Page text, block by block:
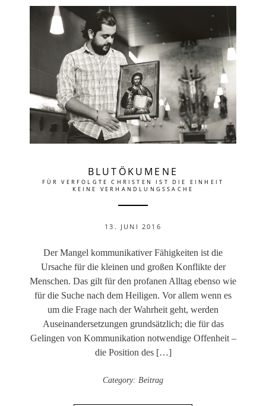
BLUTÖKUMENE
FÜR VERFOLGTE CHRISTEN IST DIE EINHEIT
KEINE VERHANDLUNGSSACHE
13. JUNI 2016
Der Mangel kommunikativer Fähigkeiten ist die
Ursache für die kleinen und großen Konflikte der
Menschen. Das gilt für den profanen Alltag ebenso wie
für die Suche nach dem Heiligen. Vor allem wenn es
um die Frage nach der Wahrheit geht, werden
Auseinandersetzungen grundsätzlich; die für das
Gelingen von Kommunikation notwendige Offenheit –
die Position des […]
Category: Beitrag